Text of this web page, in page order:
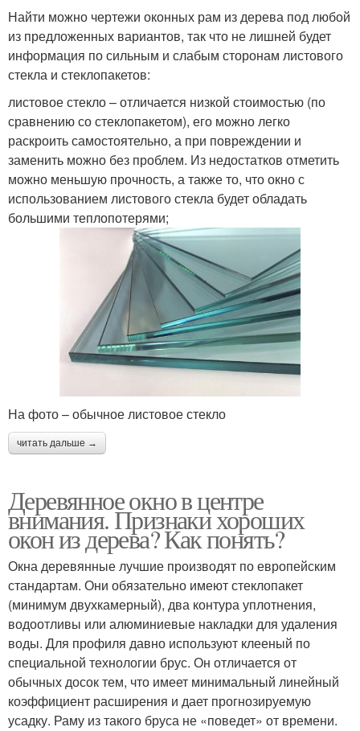
Найти можно чертежи оконных рам из дерева под любой
из предложенных вариантов, так что не лишней будет
информация по сильным и слабым сторонам листового
стекла и стеклопакетов:
листовое стекло – отличается низкой стоимостью (по
сравнению со стеклопакетом), его можно легко
раскроить самостоятельно, а при повреждении и
заменить можно без проблем. Из недостатков отметить
можно меньшую прочность, а также то, что окно с
использованием листового стекла будет обладать
большими теплопотерями;
На фото – обычное листовое стекло
читать дальше →
Деревянное окно в центре
внимания. Признаки хороших
окон из дерева? Как понять?
Окна деревянные лучшие производят по европейским
стандартам. Они обязательно имеют стеклопакет
(минимум двухкамерный), два контура уплотнения,
водоотливы или алюминиевые накладки для удаления
воды. Для профиля давно используют клееный по
специальной технологии брус. Он отличается от
обычных досок тем, что имеет минимальный линейный
коэффициент расширения и дает прогнозируемую
усадку. Раму из такого бруса не «поведет» от времени.